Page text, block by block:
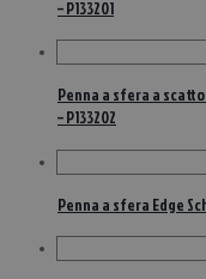
– P133201
Penna a sfera a scatto
– P133202
Penna a sfera Edge